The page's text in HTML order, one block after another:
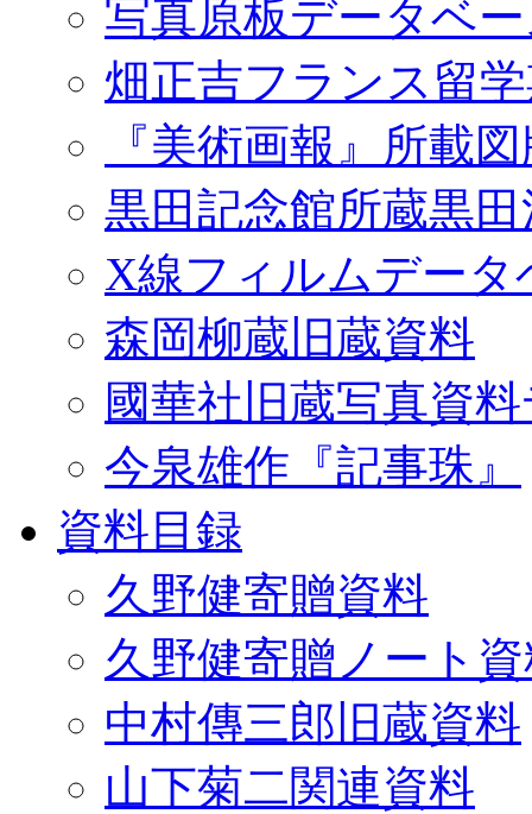
写真原板データベ
畑正吉フランス留
『美術画報』所載
黒田記念館所蔵黒
X線フィルムデータ
森岡柳蔵旧蔵資料
國華社旧蔵写真資
今泉雄作『記事珠』
資料目録
久野健寄贈資料
久野健寄贈ノート
中村傳三郎旧蔵資料
山下菊二関連資料